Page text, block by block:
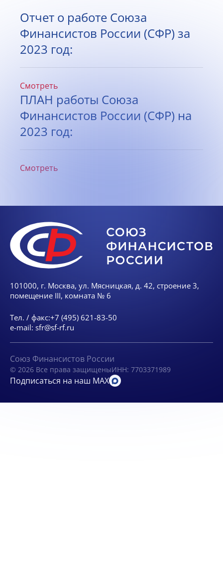
Отчет о работе Союза
Финансистов России (СФР) за
2023 год:
Смотреть
ПЛАН работы Союза
Финансистов России (СФР) на
2023 год:
Смотреть
101000, г. Москва, ул. Мясницкая, д. 42, строение 3,
помещение III, комната № 6
Тел. / факс:+7 (495) 621-83-50
e-mail: sfr@sf-rf.ru
Союз Финансистов России
© 2026 Все права защищеныИНН: 7703371989
Подписаться на наш MAX